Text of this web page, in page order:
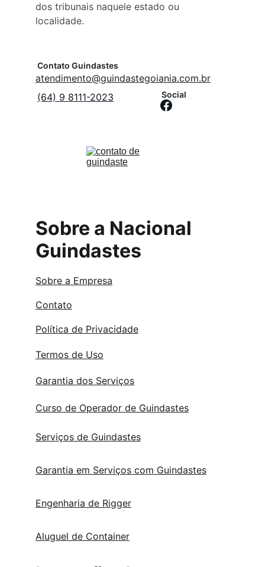
dos tribunais naquele estado ou
localidade.
Contato Guindastes
(64) 9 8111-2023 Social
atendimento@guindastegoiania.com.br
Sobre a Nacional
Guindastes
Sobre a Empresa
Contato
Política de Privacidade
Termos de Uso
Garantia dos Serviços
Curso de Operador de Guindastes
Serviços de Guindastes
Garantia em Serviços com Guindastes
Engenharia de Rigger
Aluguel de Container